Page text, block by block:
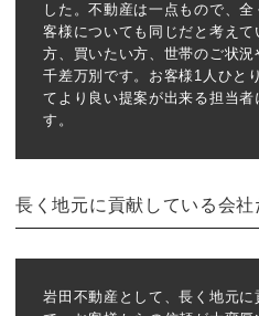
した。不動産は一点もので、
客様についても同じだと考え
方、買いたい方、世帯のご状
千差万別です。お客様1人ひと
てより良い提案が出来る担当者
す。
長く地元に貢献している会
岩田不動産として、長く地元